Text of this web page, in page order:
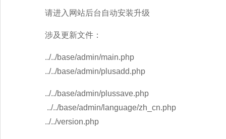
请进入网站后台自动安装升级
涉及更新文件：
../../base/admin/main.php
../../base/admin/plusadd.php
../../base/admin/plussave.php
../../base/admin/language/zh_cn.php
../../version.php